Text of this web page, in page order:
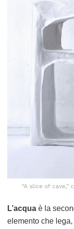
“A slice of cave,”
L’acqua è la
elemento che